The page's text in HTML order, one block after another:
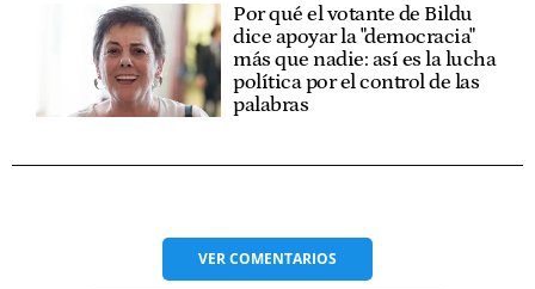
Por qué el votante de Bildu
dice apoyar la "democracia"
más que nadie: así es la lucha
política por el control de las
palabras
VERCOMENTARIOS